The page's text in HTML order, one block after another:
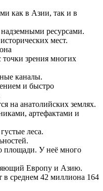
как в Азии, так и в
ресурсами.
мест.
зрения многих
каналы.
и быстро
на анатолийских землях.
артефактами и
леса.
площади. У неё много
Европу и Азию.
среднем 42 миллиона 164